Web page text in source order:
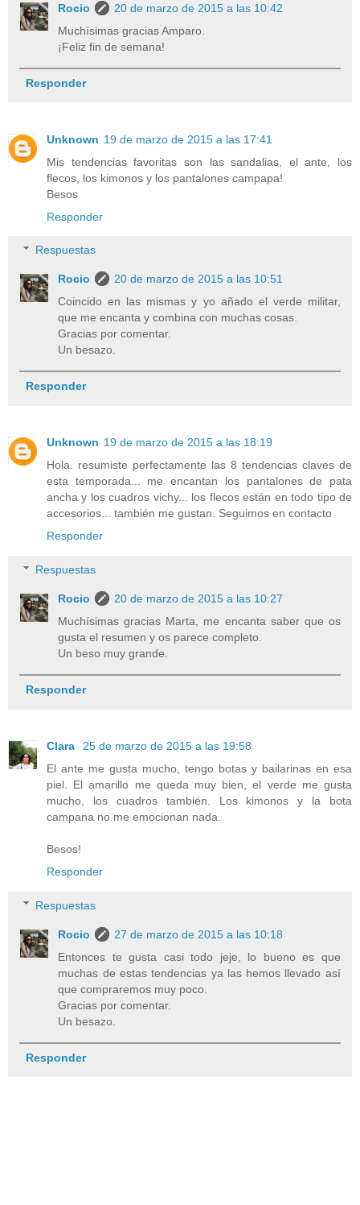
Rocio
20 de marzo de 2015 a las 10:42
Muchísimas gracias Amparo.
¡Feliz fin de semana!
Responder
Unknown 19 de marzo de 2015 a las 17:41
Mis tendencias favoritas son las sandalias, el ante, los
flecos, los kimonos y los pantalones campapa!
Besos
Responder
Respuestas
Rocio
20 de marzo de 2015 a las 10:51
Coincido en las mismas y yo añado el verde militar,
que me encanta y combina con muchas cosas.
Gracias por comentar.
Un besazo.
Responder
Unknown 19 de marzo de 2015 a las 18:19
Hola. resumiste perfectamente las 8 tendencias claves de
esta temporada... me encantan los pantalones de pata
ancha y los cuadros vichy... los flecos están en todo tipo de
accesorios... también me gustan. Seguimos en contacto
Responder
Respuestas
Rocio
20 de marzo de 2015 a las 10:27
Muchísimas gracias Marta, me encanta saber que os
gusta el resumen y os parece completo.
Un beso muy grande.
Responder
Clara
25 de marzo de 2015 a las 19:58
El ante me gusta mucho, tengo botas y bailarinas en esa
piel. El amarillo me queda muy bien, el verde me gusta
mucho, los cuadros también. Los kimonos y la bota
campana no me emocionan nada.
Besos!
Responder
Respuestas
Rocio
27 de marzo de 2015 a las 10:18
Entonces te gusta casi todo jeje, lo bueno es que
muchas de estas tendencias ya las hemos llevado así
que compraremos muy poco.
Gracias por comentar.
Un besazo.
Responder